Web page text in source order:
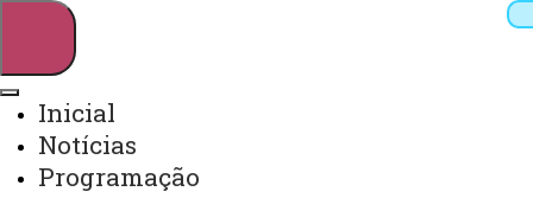
Inicial
Notícias
Programação